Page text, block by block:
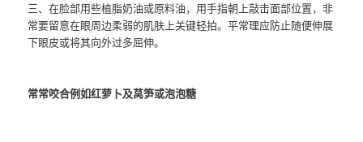
三、在脸部用些植脂奶油或原料油，用手指朝上敲击面部位置，非
常要留意在眼周边柔弱的肌肤上关键轻拍。平常理应防止随便伸展
下眼皮或将其向外过多屈伸。
常常咬合例如红萝卜及莴笋或泡泡糖